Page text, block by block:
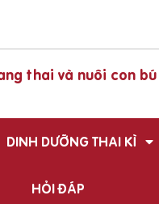
thai và nuôi con bú
DINH DƯỠNG THAI KÌ
HỎI ĐÁP